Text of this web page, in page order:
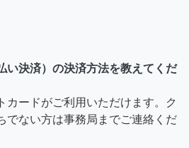
い決済）の決済方法を教えてくだ
カードがご利用いただけます。ク
でない方は事務局までご連絡くだ